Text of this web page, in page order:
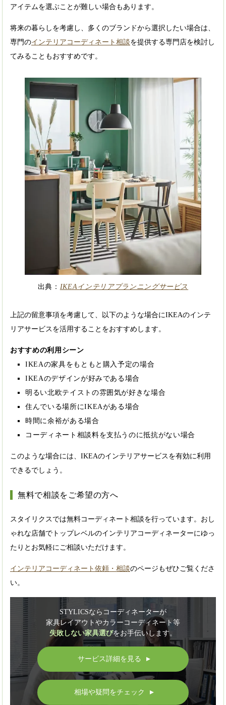
アイテムを選ぶことが難しい場合もあります。
将来の暮らしを考慮し、多くのブランドから選択したい場合は、
専門のインテリアコーディネート相談を提供する専門店を検討し
てみることもおすすめです。
出典： IKEAインテリアプランニングサービス
上記の留意事項を考慮して、以下のような場合にIKEAのインテ
リアサービスを活用することをおすすめします。
おすすめの利用シーン
IKEAの家具をもともと購入予定の場合
IKEAのデザインが好みである場合
明るい北欧テイストの雰囲気が好きな場合
住んでいる場所にIKEAがある場合
時間に余裕がある場合
コーディネート相談料を支払うのに抵抗がない場合
このような場合には、IKEAのインテリアサービスを有効に利用
できるでしょう。
無料で相談をご希望の方へ
スタイリクスでは無料コーディネート相談を行っています。おし
ゃれな店舗でトップレベルのインテリアコーディネーターにゆっ
たりとお気軽にご相談いただけます。
インテリアコーディネート依頼・相談のページもぜひご覧くださ
い。
STYLICSならコーディネーターが
家具レイアウトやカラーコーディネート等
失敗しない家具選びをお手伝いします。
サービス詳細を見る ▲
相場や疑問をチェック ▲